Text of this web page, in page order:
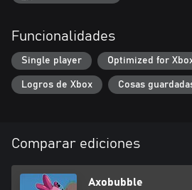
Funcionalidades
Single player Optimized for
Logros de Xbox Cosas
Comparar ediciones
Axobubble